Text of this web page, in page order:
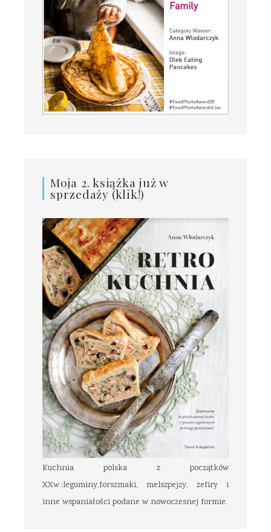
Moja 2. książka już w
sprzedaży (klik!)
Kuchnia polska z początków
XXw.:leguminy,forszmaki, melszpejzy, zefiry i
inne wspaniałości podane w nowoczesnej formie.